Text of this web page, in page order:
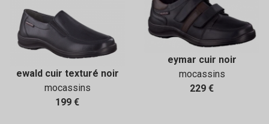
ewald cuir texturé noir
mocassins
199 €
eymar cuir noir
mocassins
229 €